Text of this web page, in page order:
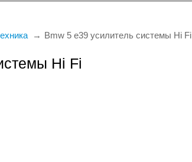
Bmw 5 e39 усилитель системы Hi Fi
Hi Fi